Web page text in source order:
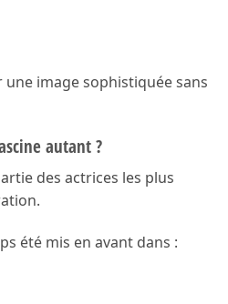
une image sophistiquée sans
autant ?
des actrices les plus
été mis en avant dans :